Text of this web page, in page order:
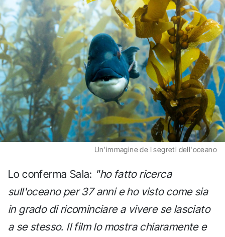
Un'immagine de I segreti dell'oceano
Lo conferma Sala: "ho fatto ricerca
sull'oceano per 37 anni e ho visto come sia
in grado di ricominciare a vivere se lasciato
a se stesso. Il film lo mostra chiaramente e